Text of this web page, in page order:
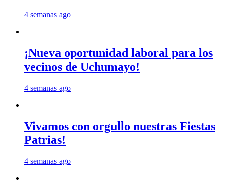
4 semanas ago
¡Nueva oportunidad laboral para los
vecinos de Uchumayo!
4 semanas ago
Vivamos con orgullo nuestras Fiestas
Patrias!
4 semanas ago